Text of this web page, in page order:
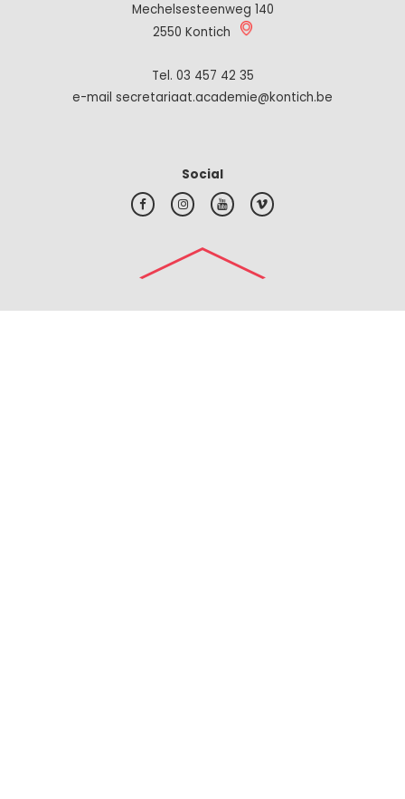
Mechelsesteenweg 140
2550 Kontich
Tel. 03 457 42 35
e-mail secretariaat.academie@kontich.be
Social
#top